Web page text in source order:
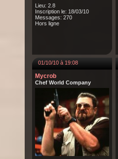
Lieu: 2.8
Inscription le: 18/03/10
Messages: 270
Hors ligne
01/10/10 à 19:08
Mycrob
Chef World Company